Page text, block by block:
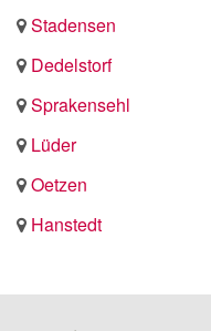
Stadensen
Dedelstorf
Sprakensehl
Lüder
Oetzen
Hanstedt